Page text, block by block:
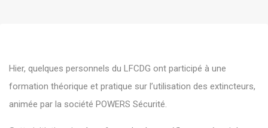
Hier, quelques personnels du LFCDG ont participé à une
formation théorique et pratique sur l’utilisation des extincteurs,
animée par la société POWERS Sécurité.